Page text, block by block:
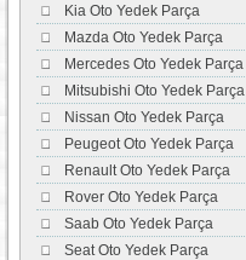
Kia Oto Yedek Parça
Mazda Oto Yedek Parça
Mercedes Oto Yedek Parça
Mitsubishi Oto Yedek Parça
Nissan Oto Yedek Parça
Peugeot Oto Yedek Parça
Renault Oto Yedek Parça
Rover Oto Yedek Parça
Saab Oto Yedek Parça
Seat Oto Yedek Parça